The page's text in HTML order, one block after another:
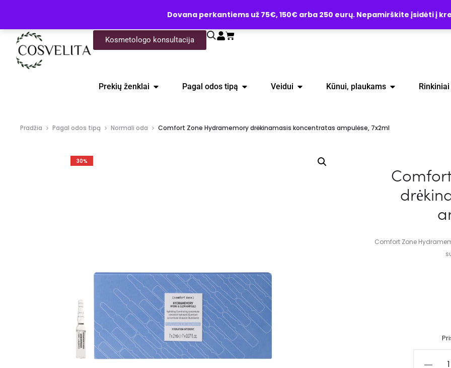
Dovana perkantiems už 75€, 150€ arba 250 eurų. Nepamirškite įsidėti į
Kosmetologo konsultacija
Prekių ženklai Pagal odos tipą Veidui Kūnui, plaukams Rinkiniai
Pradžia Pagal odos tipą Normali oda Comfort Zone Hydramemory drėkinamasis koncentratas ampulėse, 7x2ml
30%
Comfort Zone